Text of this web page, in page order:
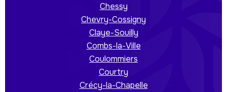
Chessy
Chevry-Cossigny
Claye-Souilly
Combs-la-Ville
Coulommiers
Courtry
Crécy-la-Chapelle